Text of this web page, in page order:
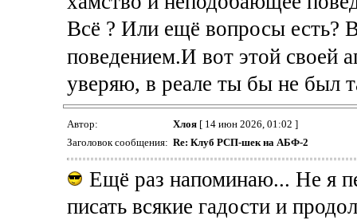
Всё ? Или ещё вопросы есть?
поведением.И вот этой своей
уверяю, в реале ты бы не был
Автор: Хлоя[ 14 июн 2026, 01:02 ]
Заголовок сообщения: Re: Клуб РСП-шек на АБФ-2
Ещё раз напоминаю... Не я
писать всякие гадости и